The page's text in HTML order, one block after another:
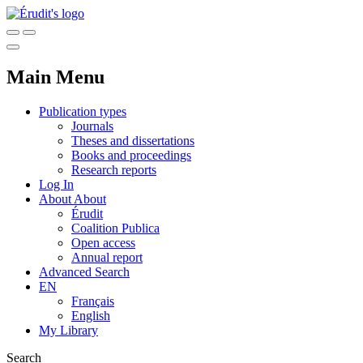
Main Menu
Publication types
Journals
Theses and dissertations
Books and proceedings
Research reports
Log In
About About
Érudit
Coalition Publica
Open access
Annual report
Advanced Search
EN
Français
English
My Library
Search